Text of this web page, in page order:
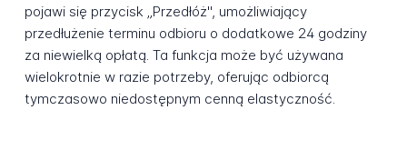
pojawi się przycisk „Przedłóż", umożliwiający
przedłużenie terminu odbioru o dodatkowe 24 godziny
za niewielką opłatą. Ta funkcja może być używana
wielokrotnie w razie potrzeby, oferując odbiorcą
tymczasowo niedostępnym cenną elastyczność.